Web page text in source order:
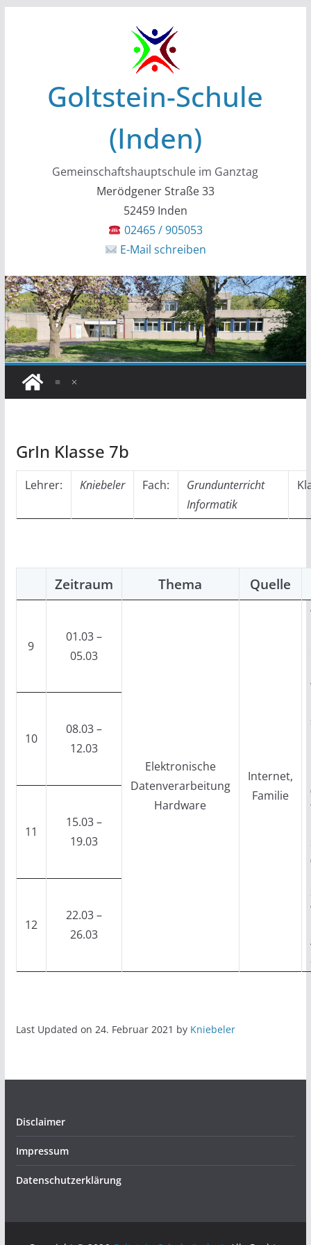
Goltstein-Schule
(Inden)
Gemeinschaftshauptschule im Ganztag
Merödgener Straße 33
52459 Inden
02465 / 905053
E-Mail schreiben
GrIn Klasse 7b
Lehrer: Kniebeler Fach:
Grundunterricht
Informatik
Zeitraum Thema Quelle
9
01.03 –
05.03
Elektronische
Datenverarbeitung
Hardware
Internet,
Familie
10
08.03 –
12.03
11
15.03 –
19.03
12
22.03 –
26.03
Last Updated on 24. Februar 2021 by Kniebeler
Disclaimer
Impressum
Datenschutzerklärung